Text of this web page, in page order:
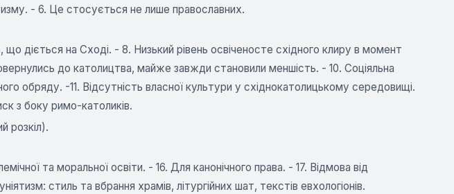
- 6. Це стосується не лише православних.
діється на Сході. - 8. Низький рівень освіченосте східного клиру в момент
до католицтва, майже завжди становили меншість. - 10. Соціяльна
обряду. -11. Відсутність власної культури у східнокатолицькому середовищі.
з боку римо-католиків.
розкіл).
та моральної освіти. - 16. Для канонічного права. - 17. Відмова від
стиль та вбрання храмів, літургійних шат, текстів евхологіонів.